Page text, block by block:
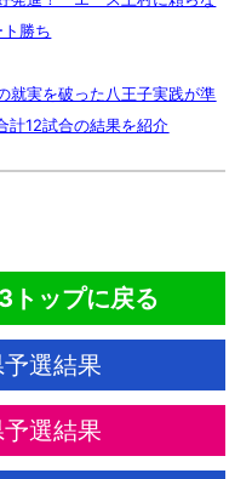
勝ち
就実を破った八王子実践が準
12試合の結果を紹介
トップに戻る
選結果
選結果